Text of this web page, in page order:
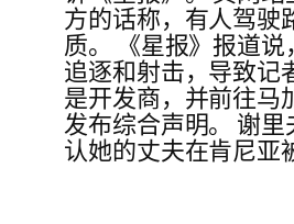
方的话称，有人驾驶
质。 《星报》报道
追逐和射击，导致记
是开发商，并前往马
发布综合声明。 谢
认她的丈夫在肯尼亚